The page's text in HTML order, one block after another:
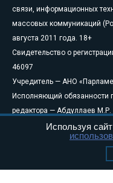
связи, информационных
массовых коммуникаций
августа 2011 года. 18+
Свидетельство о
46097
Учредитель — АНО
Исполняющий обязанности
редактора — Абдуллаев М.Р.
Тел.: +7 (495) 637–69–79 E-
Федерального Собрания
Используя